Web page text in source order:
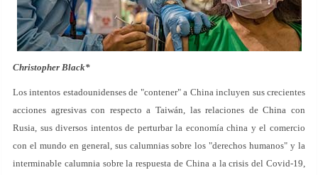
Christopher Black*
Los intentos estadounidenses de "contener" a China incluyen sus crecientes
acciones agresivas con respecto a Taiwán, las relaciones de China con
Rusia, sus diversos intentos de perturbar la economía china y el comercio
con el mundo en general, sus calumnias sobre los "derechos humanos" y la
interminable calumnia sobre la respuesta de China a la crisis del Covid-19,